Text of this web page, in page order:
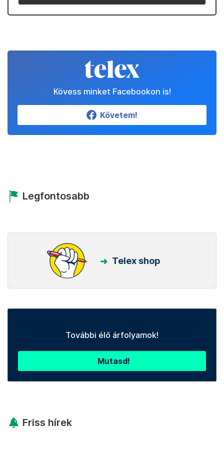
Kövess minket Facebookon is!
Követem!
Legfontosabb
Telex shop
További élő árfolyamok!
Mutasd!
Friss hírek